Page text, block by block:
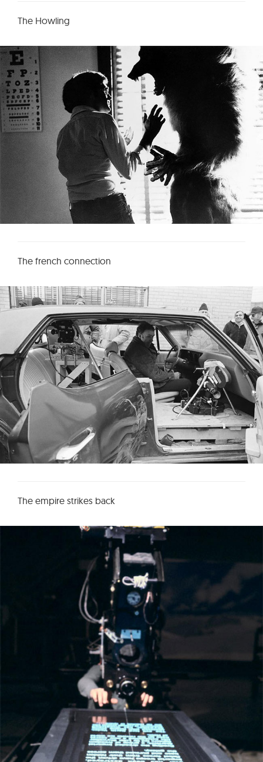
The Howling
The french connection
The empire strikes back